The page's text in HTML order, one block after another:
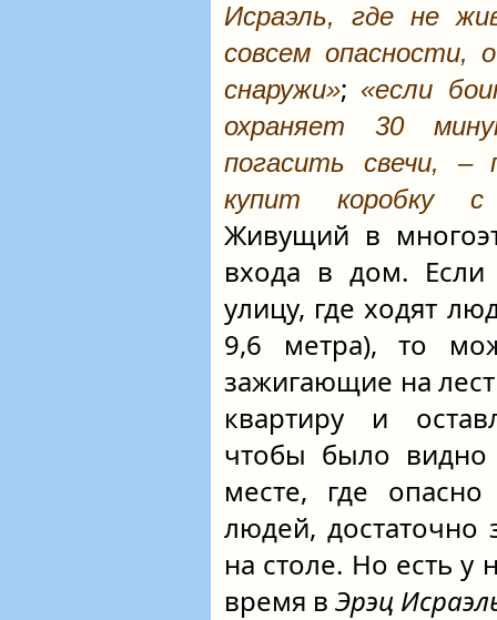
Исраэль, где не
совсем опасности,
снаружи»; «если
охраняет 30
погасить свечи,
купит коробку с
Живущий в
входа в дом.
улицу, где ходят
9,6 метра), то
зажигающие на
квартиру и
чтобы было
месте, где опасно
людей,
на столе. Но есть
время в Эрэц